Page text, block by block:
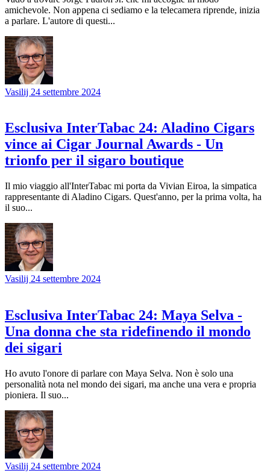
amichevole. Non appena ci sediamo e la telecamera riprende, inizia
a parlare. L'autore di questi...
Vasilij 24 settembre 2024
Esclusiva InterTabac 24: Aladino Cigars
vince ai Cigar Journal Awards - Un
trionfo per il sigaro boutique
Il mio viaggio all'InterTabac mi porta da Vivian Eiroa, la simpatica
rappresentante di Aladino Cigars. Quest'anno, per la prima volta, ha
il suo...
Vasilij 24 settembre 2024
Esclusiva InterTabac 24: Maya Selva -
Una donna che sta ridefinendo il mondo
dei sigari
Ho avuto l'onore di parlare con Maya Selva. Non è solo una
personalità nota nel mondo dei sigari, ma anche una vera e propria
pioniera. Il suo...
Vasilij 24 settembre 2024